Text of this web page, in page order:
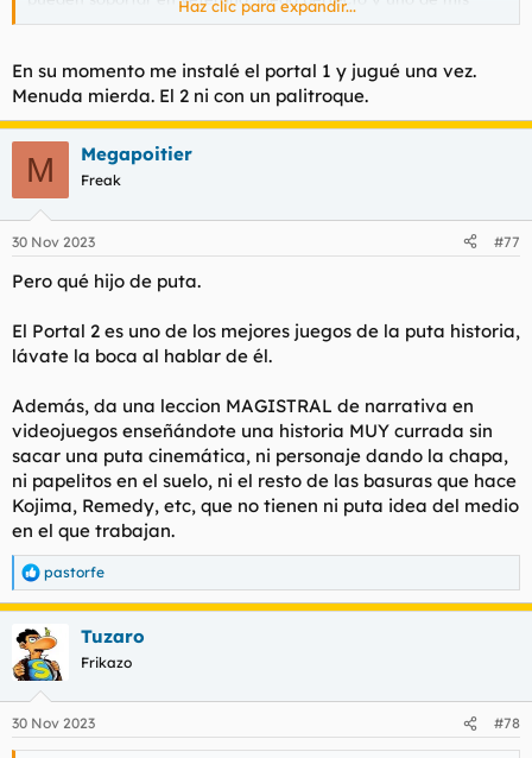
favoritos hever vs cleverrrr y sí, call of duty salió antes para pc
league of legends.
Haz clic para expandir...
En su momento me instalé el portal 1 y jugué una vez.
Menuda mierda. El 2 ni con un palitroque.
M Megapoitier
Freak
30 Nov 2023 #77
Pero qué hijo de puta.
El Portal 2 es uno de los mejores juegos de la puta historia,
lávate la boca al hablar de él.
Además, da una leccion MAGISTRAL de narrativa en
videojuegos enseñándote una historia MUY currada sin
sacar una puta cinemática, ni personaje dando la chapa,
ni papelitos en el suelo, ni el resto de las basuras que hace
Kojima, Remedy, etc, que no tienen ni puta idea del medio
en el que trabajan.
R
e
a
c
c
i
e
s
pastorfe
Tuzaro
Frikazo
30 Nov 2023 #78